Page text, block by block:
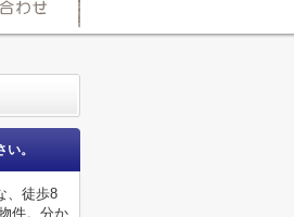
。
、徒歩8
件。分か